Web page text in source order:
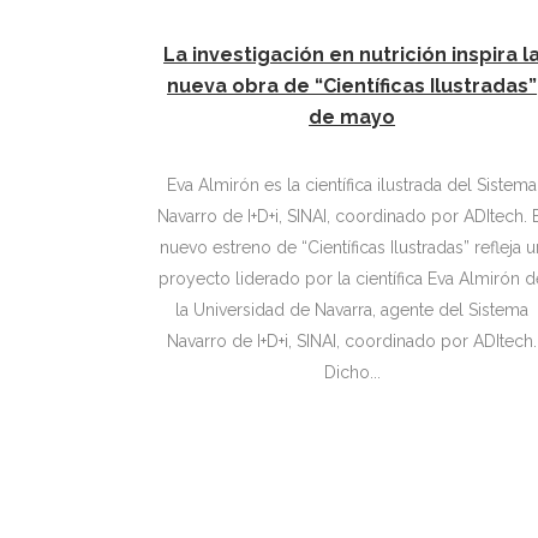
La investigación en nutrición inspira
nueva obra de “Científicas Ilustradas”
de mayo
Eva Almirón es la científica ilustrada del Sistema
Navarro de I+D+i, SINAI, coordinado por ADItech. El
nuevo estreno de “Científicas Ilustradas” refleja
proyecto liderado por la científica Eva Almirón
la Universidad de Navarra, agente del Sistema
Navarro de I+D+i, SINAI, coordinado por ADItech.
Dicho...